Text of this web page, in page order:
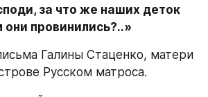
за что же наших деток
провинились?..»
Галины Стаценко, матери
Русском матроса.